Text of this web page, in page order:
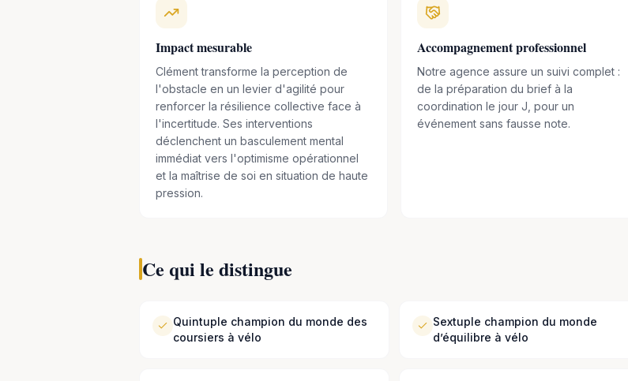
Impact mesurable
Clément transforme la perception de
l'obstacle en un levier d'agilité pour
renforcer la résilience collective face à
l'incertitude. Ses interventions
déclenchent un basculement mental
immédiat vers l'optimisme opérationnel
et la maîtrise de soi en situation de haute
pression.
Accompagnement professionnel
Notre agence assure un suivi complet :
de la préparation du brief à la
coordination le jour J, pour un
événement sans fausse note.
Ce qui le distingue
Quintuple champion du monde des
coursiers à vélo
Sextuple champion du monde
d’équilibre à vélo